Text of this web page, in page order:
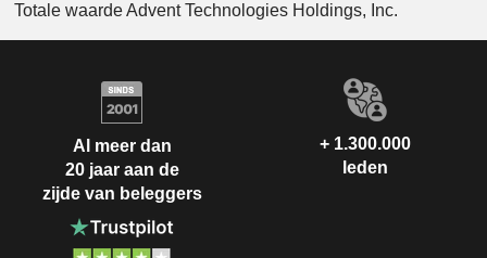
Totale waarde Advent Technologies Holdings, Inc.
Al meer dan
20 jaar aan de
zijde van beleggers
+ 1.300.000
leden